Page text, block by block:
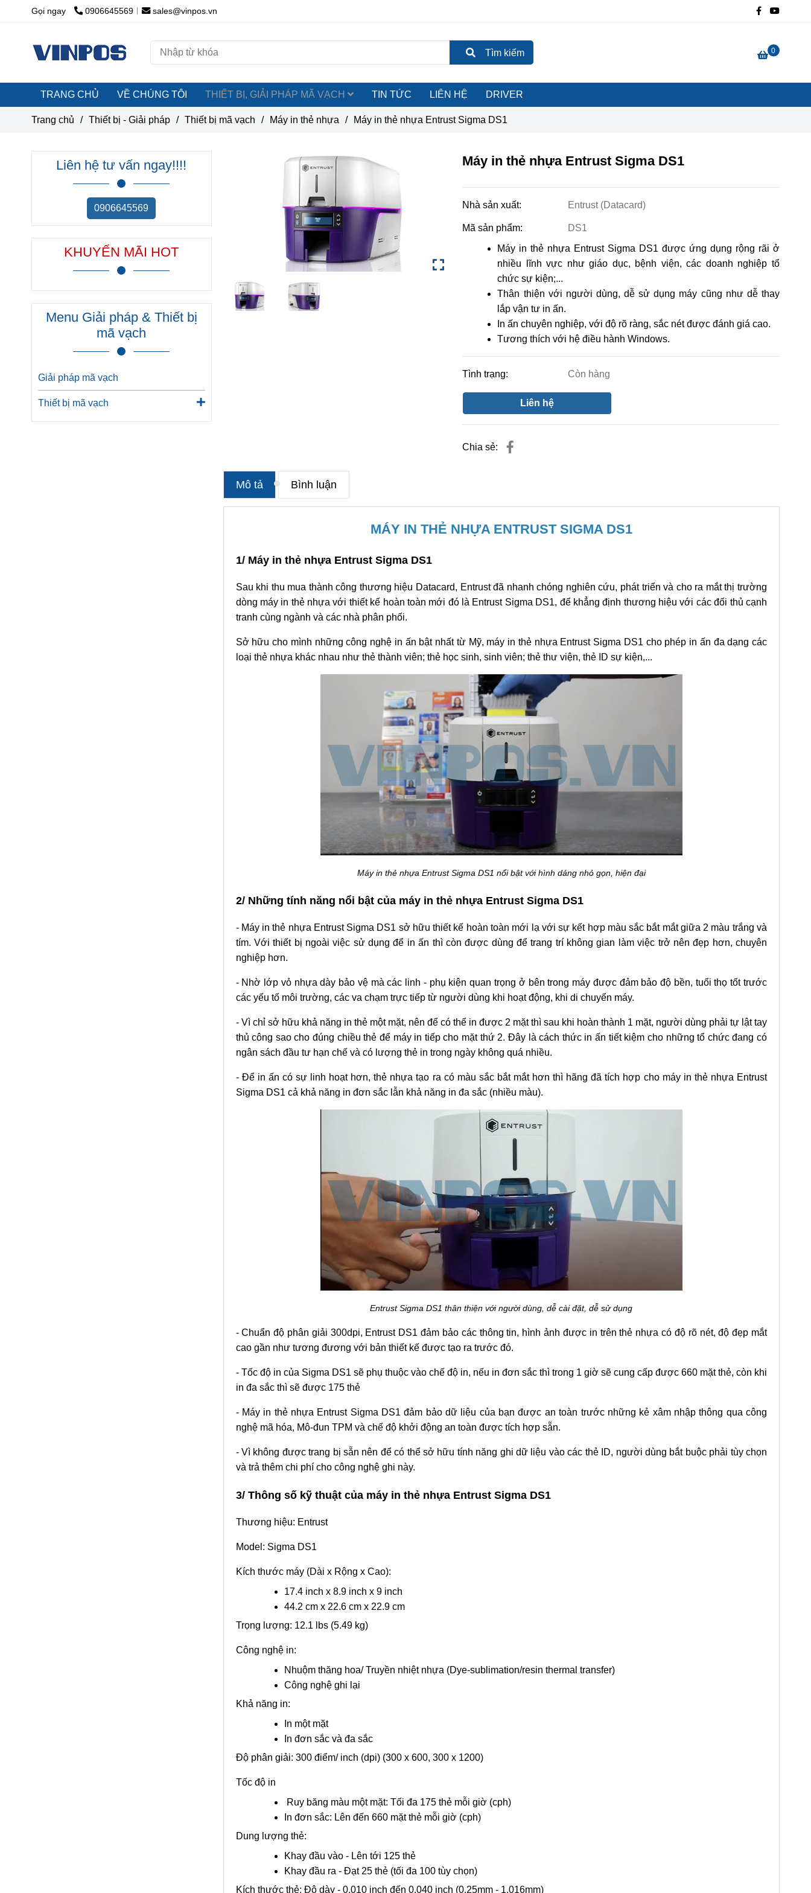
Máy in thẻ nhựa Entrust Sigma DS1
Nhà sản xuất: Entrust (Datacard)
Mã sản phẩm:
DS1
Máy in thẻ nhựa Entrust Sigma DS1 được ứng dụng rộng rãi ở
nhiều lĩnh vực như giáo dục, bệnh viện, các doanh nghiệp tổ
chức sự kiện;...
Thân thiện với người dùng, dễ sử dụng máy cũng như dễ thay
lắp vận tư in ấn.
In ấn chuyên nghiệp, với độ rõ ràng, sắc nét được đánh giá cao.
Tương thích với hệ điều hành Windows.
Tình trạng: Còn hàng
Liên hệ
Chia sẻ:
Mô tả Bình luận
MÁY IN THẺ NHỰA ENTRUST SIGMA DS1
1/ Máy in thẻ nhựa Entrust Sigma DS1
Sau khi thu mua thành công thương hiệu Datacard, Entrust đã nhanh chóng nghiên cứu, phát triển và cho ra mắt thị trường
dòng máy in thẻ nhựa với thiết kế hoàn toàn mới đó là Entrust Sigma DS1, để khẳng định thương hiệu với các đối thủ cạnh
tranh cùng ngành và các nhà phân phối.
Sở hữu cho mình những công nghệ in ấn bật nhất từ Mỹ, máy in thẻ nhựa Entrust Sigma DS1 cho phép in ấn đa dạng các
loại thẻ nhựa khác nhau như thẻ thành viên; thẻ học sinh, sinh viên; thẻ thư viện, thẻ ID sự kiện,...
Máy in thẻ nhựa Entrust Sigma DS1 nổi bật với hình dáng nhỏ gọn, hiện đại
2/ Những tính năng nổi bật của máy in thẻ nhựa Entrust Sigma DS1
- Máy in thẻ nhựa Entrust Sigma DS1 sở hữu thiết kế hoàn toàn mới lạ với sự kết hợp màu sắc bắt mắt giữa 2 màu trắng và
tím. Với thiết bị ngoài việc sử dụng để in ấn thì còn được dùng để trang trí không gian làm việc trở nên đẹp hơn, chuyên
nghiệp hơn.
- Nhờ lớp vỏ nhựa dày bảo vệ mà các linh - phụ kiện quan trọng ở bên trong máy được đảm bảo độ bền, tuổi thọ tốt trước
các yếu tố môi trường, các va chạm trực tiếp từ người dùng khi hoạt động, khi di chuyển máy.
- Vì chỉ sở hữu khả năng in thẻ một mặt, nên để có thể in được 2 mặt thì sau khi hoàn thành 1 mặt, người dùng phải tự lật tay
thủ công sao cho đúng chiều thẻ để máy in tiếp cho mặt thứ 2. Đây là cách thức in ấn tiết kiệm cho những tổ chức đang có
ngân sách đầu tư hạn chế và có lượng thẻ in trong ngày không quá nhiều.
- Để in ấn có sự linh hoạt hơn, thẻ nhựa tạo ra có màu sắc bắt mắt hơn thì hãng đã tích hợp cho máy in thẻ nhựa Entrust
Sigma DS1 cả khả năng in đơn sắc lẫn khả năng in đa sắc (nhiều màu).
Entrust Sigma DS1 thân thiện với người dùng, dễ cài đặt, dễ sử dụng
- Chuẩn độ phân giải 300dpi, Entrust DS1 đảm bảo các thông tin, hình ảnh được in trên thẻ nhựa có độ rõ nét, độ đẹp mắt
cao gần như tương đương với bản thiết kế được tạo ra trước đó.
- Tốc độ in của Sigma DS1 sẽ phụ thuộc vào chế độ in, nếu in đơn sắc thì trong 1 giờ sẽ cung cấp được 660 mặt thẻ, còn khi
in đa sắc thì sẽ được 175 thẻ
- Máy in thẻ nhựa Entrust Sigma DS1 đảm bảo dữ liệu của bạn được an toàn trước những kẻ xâm nhập thông qua công
nghệ mã hóa, Mô-đun TPM và chế độ khởi động an toàn được tích hợp sẵn.
- Vì không được trang bị sẵn nên để có thể sở hữu tính năng ghi dữ liệu vào các thẻ ID, người dùng bắt buộc phải tùy chọn
và trả thêm chi phí cho công nghệ ghi này.
3/ Thông số kỹ thuật của máy in thẻ nhựa Entrust Sigma DS1
Thương hiệu: Entrust
Model: Sigma DS1
Kích thước máy (Dài x Rộng x Cao):
17.4 inch x 8.9 inch x 9 inch
44.2 cm x 22.6 cm x 22.9 cm
Trọng lượng: 12.1 lbs (5.49 kg)
Công nghệ in:
Nhuộm thăng hoa/ Truyền nhiệt nhựa (Dye-sublimation/resin thermal transfer)
Công nghệ ghi lại
Khả năng in:
In một mặt
In đơn sắc và đa sắc
Độ phân giải: 300 điểm/ inch (dpi) (300 x 600, 300 x 1200)
Tốc độ in
Ruy băng màu một mặt: Tối đa 175 thẻ mỗi giờ (cph)
In đơn sắc: Lên đến 660 mặt thẻ mỗi giờ (cph)
Dung lượng thẻ:
Khay đầu vào - Lên tới 125 thẻ
Khay đầu ra - Đạt 25 thẻ (tối đa 100 tùy chọn)
Kích thước thẻ: Độ dày - 0,010 inch đến 0,040 inch (0.25mm - 1.016mm)
Liên hệ tư vấn ngay!!!!
0906645569
KHUYẾN MÃI HOT
Menu Giải pháp & Thiết bị
mã vạch
Giải pháp mã vạch
Thiết bị mã vạch
Trang chủ / Thiết bị - Giải pháp / Thiết bị mã vạch / Máy in thẻ nhựa / Máy in thẻ nhựa Entrust Sigma DS1
Gọi ngay 0906645569 sales@vinpos.vn
Tìm kiếm 0
TRANG CHỦ VỀ CHÚNG TÔI THIẾT BỊ, GIẢI PHÁP MÃ VẠCH TIN TỨC LIÊN HỆ DRIVER